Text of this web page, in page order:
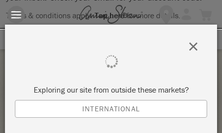
Terms & conditions apply.Tap herefor more details.
PRIVÉWORKSHOP
Exploring our site from outside these markets?
INTERNATIONAL
×